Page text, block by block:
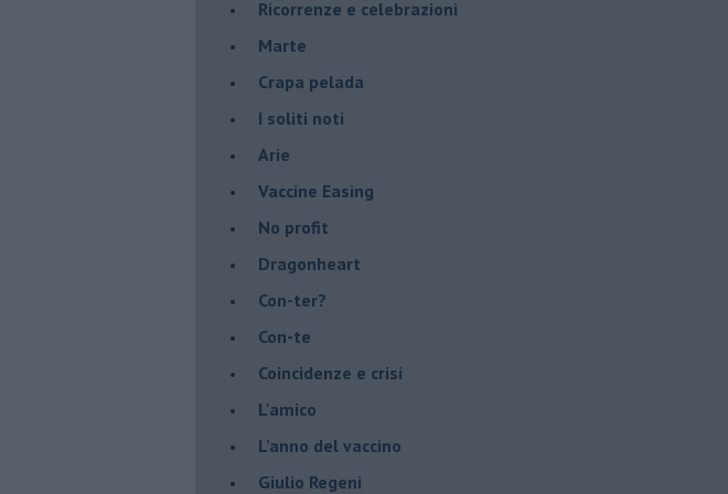
​Ricorrenze e celebrazioni
Marte
​Crapa pelada
​I soliti noti
Arie
​Vaccine Easing
No profit
Dragonheart
Con-ter?
​Con-te
Coincidenze e crisi
L'amico
​L’anno del vaccino
Giulio Regeni